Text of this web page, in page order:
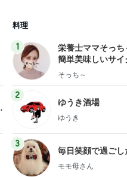
料理
1
栄養士ママそっち
簡単美味しいサイ
献立
そっち～
2
ゆうき酒場
ゆうき
3
毎日笑顔で過ごし
モモ母さん